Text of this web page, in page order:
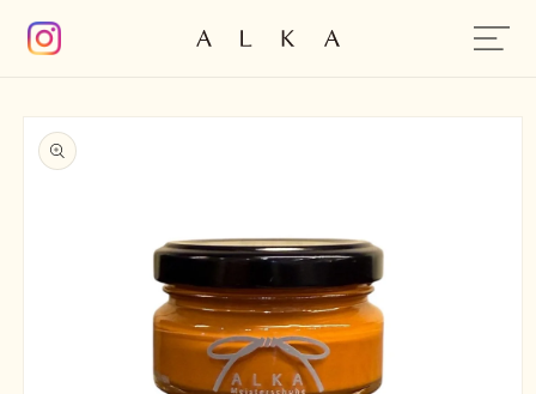
コンテン
ツに進む
商品情報
にスキッ
プ